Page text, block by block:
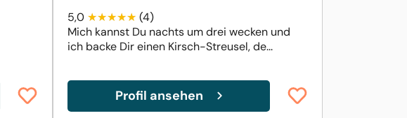
5,0
(4)
Mich kannst Du nachts um drei wecken und
ich backe Dir einen Kirsch-Streusel, de...
Profil ansehen